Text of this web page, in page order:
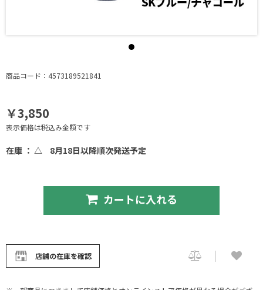
商品コード：4573189521841
￥3,850
表示価格は税込み金額です
在庫 ： △ 8月18日以降順次発送予定
カートに入れる
店舗の在庫を確認